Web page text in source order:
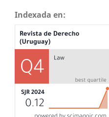
Indexada en: